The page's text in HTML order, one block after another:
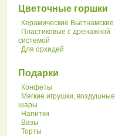
Цветочные горшки
Керамические Вьетнамские
Пластиковые с дренажной
системой
Для орхидей
Подарки
Конфеты
Мягкие игрушки, воздушные
шары
Напитки
Вазы
Торты